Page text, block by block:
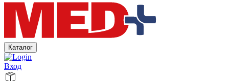
Каталог
Вход